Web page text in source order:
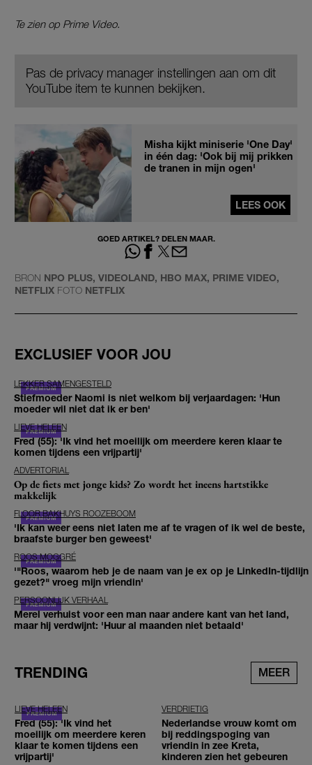
Te zien op Prime Video.
Pas de privacy manager instellingen aan om dit
YouTube item te kunnen bekijken.
Misha kijkt miniserie 'One Day'
in één dag: 'Ook bij mij prikken
de tranen in mijn ogen'
LEES OOK
GOED ARTIKEL? DELEN MAAR.
BRON NPO PLUS, VIDEOLAND, HBO MAX, PRIME VIDEO,
NETFLIX FOTO NETFLIX
EXCLUSIEF VOOR JOU
LEKKER SAMENGESTELD
Stiefmoeder Naomi is niet welkom bij verjaardagen: 'Hun
moeder wil niet dat ik er ben'
LIEVE HELEEN
Fred (55): 'Ik vind het moeilijk om meerdere keren klaar te
komen tijdens een vrijpartij'
ADVERTORIAL
Op de fiets met jonge kids? Zo wordt het ineens hartstikke
makkelijk
FLOOR BAKHUYS ROOZEBOOM
'Ik kan weer eens niet laten me af te vragen of ik wel de beste,
braafste burger ben geweest'
ROOS MOGGRÉ
'"Roos, waarom heb je de naam van je ex op je LinkedIn-tijdlijn
gezet?" vroeg mijn vriendin'
PERSOONLIJK VERHAAL
Merel verhuist voor een man naar andere kant van het land,
maar hij verdwijnt: 'Huur al maanden niet betaald'
TRENDING MEER
LIEVE HELEEN
Fred (55): 'Ik vind het
moeilijk om meerdere keren
klaar te komen tijdens een
vrijpartij'
VERDRIETIG
Nederlandse vrouw komt om
bij reddingspoging van
vriendin in zee Kreta,
kinderen zien het gebeuren